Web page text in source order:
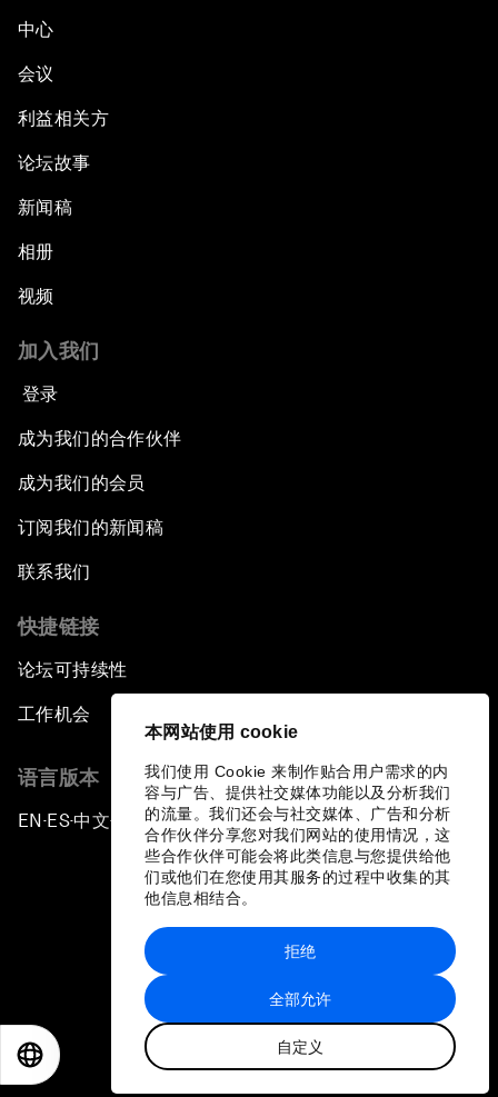
本网站使用 cookie
我们使用 Cookie 来制作贴合用户需求的内
容与广告、提供社交媒体功能以及分析我们
的流量。我们还会与社交媒体、广告和分析
合作伙伴分享您对我们网站的使用情况，这
些合作伙伴可能会将此类信息与您提供给他
们或他们在您使用其服务的过程中收集的其
他信息相结合。
全部允许
自定义
拒绝
中心
会议
利益相关方
论坛故事
新闻稿
相册
视频
加入我们
登录
成为我们的合作伙伴
成为我们的会员
订阅我们的新闻稿
联系我们
快捷链接
论坛可持续性
工作机会
语言版本
EN ▪ ES▪中文▪ 日本語
站点地图
世界经济论坛